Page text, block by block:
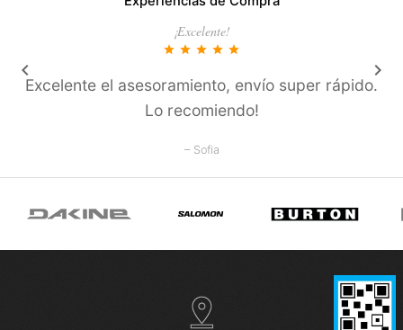
¡Excelente!
star star star star star
Excelente el asesoramiento, enví­o super rápido.
Lo recomiendo!
– Sofia
keyboard_arrow_left keyboard_arrow_right